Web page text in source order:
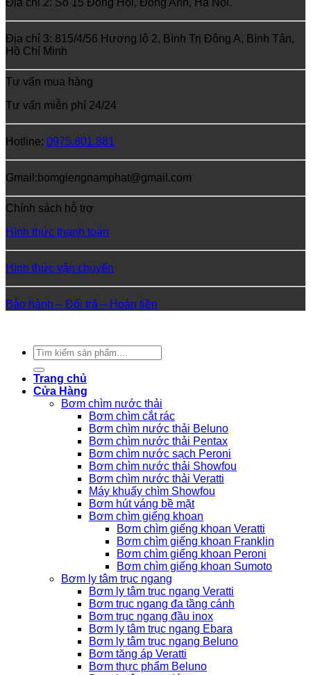
Địa chỉ 2: Số 15 Đông Hội, Đông Anh, Hà Nội.
Địa chỉ 3: 815/4/56 Hương lộ 2, Bình Trị Đông A, Bình Tân,
Hồ Chí Minh
Tư vấn mua hàng
Tư vấn miễn phí 24/24
Hotline: 0975.801.881
Gmail:bomgiengnamphat@gmail.com
Chính sách hỗ trợ
Hình thức thanh toán
Hình thức vận chuyển
Bảo hành – Đổi trả – Hoàn tiền
Tìm
kiếm:
Trang chủ
Cửa Hàng
Bơm chìm nước thải
Bơm chìm cắt rác
Bơm chìm nước thải Beluno
Bơm chìm nước thải Pentax
Bơm chìm nước sạch Peroni
Bơm chìm nước thải Showfou
Bơm chìm nước thải Veratti
Máy khuấy chìm Showfou
Bơm hút váng bề mặt
Bơm chìm giếng khoan
Bơm chìm giếng khoan Veratti
Bơm chìm giếng khoan Franklin
Bơm chìm giếng khoan Peroni
Bơm chìm giếng khoan Sumoto
Bơm ly tâm trục ngang
Bơm ly tâm trục ngang Veratti
Bơm trục ngang đa tầng cánh
Bơm trục ngang đầu inox
Bơm ly tâm trục ngang Ebara
Bơm ly tâm trục ngang Beluno
Bơm tăng áp Veratti
Bơm thực phẩm Beluno